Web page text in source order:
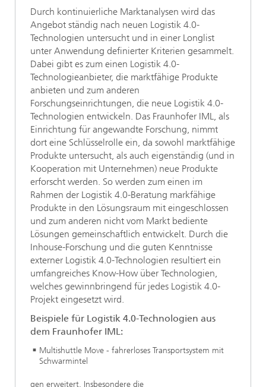
Durch kontinuierliche Marktanalysen wird das
Angebot ständig nach neuen Logistik 4.0-
Technologien untersucht und in einer Longlist
unter Anwendung definierter Kriterien gesammelt.
Dabei gibt es zum einen Logistik 4.0-
Technologieanbieter, die marktfähige Produkte
anbieten und zum anderen
Forschungseinrichtungen, die neue Logistik 4.0-
Technologien entwickeln. Das Fraunhofer IML, als
Einrichtung für angewandte Forschung, nimmt
dort eine Schlüsselrolle ein, da sowohl marktfähige
Produkte untersucht, als auch eigenständig (und in
Kooperation mit Unternehmen) neue Produkte
erforscht werden. So werden zum einen im
Rahmen der Logistik 4.0-Beratung markfähige
Produkte in den Lösungsraum mit eingeschlossen
und zum anderen nicht vom Markt bediente
Lösungen gemeinschaftlich entwickelt. Durch die
Inhouse-Forschung und die guten Kenntnisse
externer Logistik 4.0-Technologien resultiert ein
umfangreiches Know-How über Technologien,
welches gewinnbringend für jedes Logistik 4.0-
Projekt eingesetzt wird.
Beispiele für Logistik 4.0-Technologien aus
dem Fraunhofer IML:
Multishuttle Move - fahrerloses Transportsystem mit
Schwarmintel
gen erweitert. Insbesondere die